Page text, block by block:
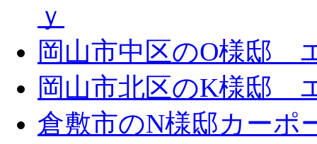
ｙ
岡山市中区のO様邸
岡山市北区のK様邸
倉敷市のN様邸カーポ